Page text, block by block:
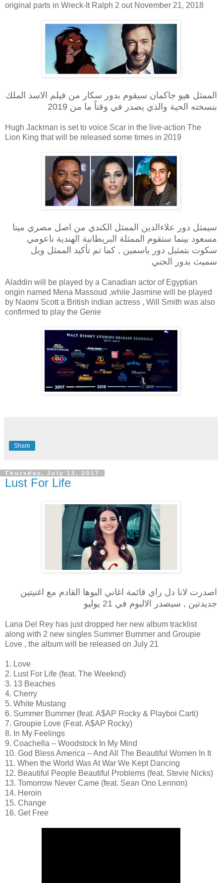
original parts in Wreck-It Ralph 2 out November 21, 2018
الممثل هيو جاكمان سيقوم بدور سكار من فيلم الاسد الملك
بنسخته الحية والذي يصدر في وقتاً ما من 2019
Hugh Jackman is set to voice Scar in the live-action The
Lion King that will be released some times in 2019
سيمثل دور علاءالدين الممثل الكندي من اصل مصري مينا
مسعود بينما ستقوم الممثلة البريطانية الهندية ناعومي
سكوت بتمثيل دور ياسمين , كما تم تأكيد الممثل ويل
سميث بدور الجني
Aladdin will be played by a Canadian actor of Egyptian
origin named Mena Massoud ,while Jasmine will be played
by Naomi Scott a British indian actress , Will Smith was also
confirmed to play the Genie
Share
Thursday, July 13, 2017
Lust For Life
اصدرت لانا دل راي قائمة اغاني البوها القادم مع اغنيتين
جديدتين , سيصدر الالبوم في 21 يوليو
Lana Del Rey has just dropped her new album tracklist
along with 2 new singles Summer Bummer and Groupie
Love , the album will be released on July 21
1. Love
2. Lust For Life (feat. The Weeknd)
3. 13 Beaches
4. Cherry
5. White Mustang
6. Summer Bummer (feat. A$AP Rocky & Playboi Carti)
7. Groupie Love (Feat. A$AP Rocky)
8. In My Feelings
9. Coachella – Woodstock In My Mind
10. God Bless America – And All The Beautiful Women In It
11. When the World Was At War We Kept Dancing
12. Beautiful People Beautiful Problems (feat. Stevie Nicks)
13. Tomorrow Never Came (feat. Sean Ono Lennon)
14. Heroin
15. Change
16. Get Free